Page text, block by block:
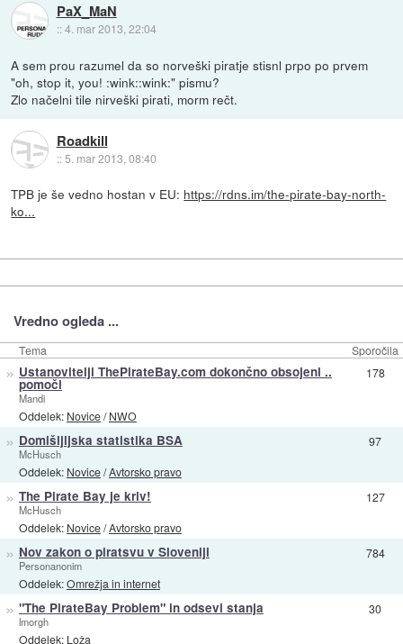
PaX_MaN
::4. mar 2013, 22:04
A sem prou razumel da so norveški piratje stisnl prpo po prvem
"oh, stop it, you! :wink::wink:" pismu?
Zlo načelni tile nirveški pirati, morm rečt.
Roadkill
::5. mar 2013, 08:40
TPB je še vedno hostan v EU: https://rdns.im/the-pirate-bay-north-
ko...
Vredno ogleda ...
Tema Sporočila
» Ustanovitelji ThePirateBay.com dokončno obsojeni ..
pomoči
Mandi
Oddelek: Novice/NWO
178
» Domišljijska statistika BSA
McHusch
Oddelek: Novice/Avtorsko pravo
97
» The Pirate Bay je kriv!
McHusch
Oddelek: Novice/Avtorsko pravo
127
» Nov zakon o piratsvu v Sloveniji
Personanonim
Oddelek:Omrežja in internet
784
» "The PirateBay Problem" in odsevi stanja
lmorgh
Oddelek: Loža
30